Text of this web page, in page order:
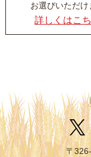
お選びいただけ
詳しくはこ
〒